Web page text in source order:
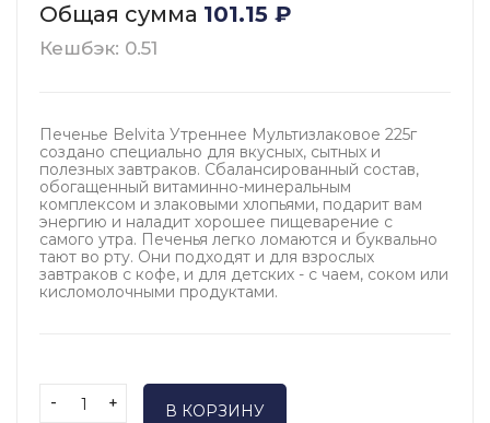
Общая сумма 101.15 ₽
Кешбэк: 0.51
Печенье Belvita Утреннее Мультизлаковое 225г
создано специально для вкусных, сытных и
полезных завтраков. Сбалансированный состав,
обогащенный витаминно-минеральным
комплексом и злаковыми хлопьями, подарит вам
энергию и наладит хорошее пищеварение с
самого утра. Печенья легко ломаются и буквально
тают во рту. Они подходят и для взрослых
завтраков с кофе, и для детских - с чаем, соком или
кисломолочными продуктами.
- + В КОРЗИНУ